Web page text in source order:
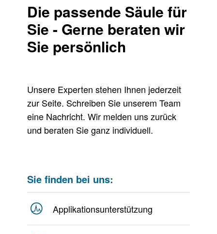
Die passende Säule für
Sie - Gerne beraten wir
Sie persönlich
Unsere Experten stehen Ihnen jederzeit
zur Seite. Schreiben Sie unserem Team
eine Nachricht. Wir melden uns zurück
und beraten Sie ganz individuell.
Sie finden bei uns:
Applikationsunterstützung